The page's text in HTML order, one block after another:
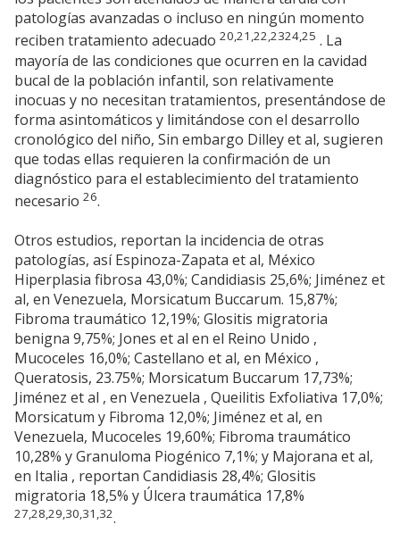
patologías avanzadas o incluso en ningún momento
reciben tratamiento adecuado 20,21,22,2324,25 . La
mayoría de las condiciones que ocurren en la cavidad
bucal de la población infantil, son relativamente
inocuas y no necesitan tratamientos, presentándose de
forma asintomáticos y limitándose con el desarrollo
cronológico del niño, Sin embargo Dilley et al, sugieren
que todas ellas requieren la confirmación de un
diagnóstico para el establecimiento del tratamiento
necesario 26.
Otros estudios, reportan la incidencia de otras
patologías, así Espinoza-Zapata et al, México
Hiperplasia fibrosa 43,0%; Candidiasis 25,6%; Jiménez et
al, en Venezuela, Morsicatum Buccarum. 15,87%;
Fibroma traumático 12,19%; Glositis migratoria
benigna 9,75%; Jones et al en el Reino Unido ,
Mucoceles 16,0%; Castellano et al, en México ,
Queratosis, 23.75%; Morsicatum Buccarum 17,73%;
Jiménez et al , en Venezuela , Queilitis Exfoliativa 17,0%;
Morsicatum y Fibroma 12,0%; Jiménez et al, en
Venezuela, Mucoceles 19,60%; Fibroma traumático
10,28% y Granuloma Piogénico 7,1%; y Majorana et al,
en Italia , reportan Candidiasis 28,4%; Glositis
migratoria 18,5% y Úlcera traumática 17,8%
27,28,29,30,31,32.